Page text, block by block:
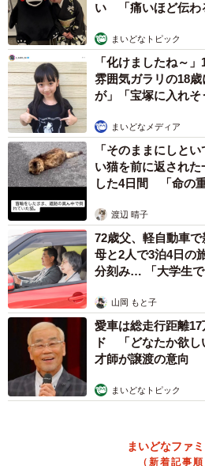
のゆかりをPRする手法を協議する
上げたが、参加した民間事業者か
あるプロモーションができていれ
できた」と反省点が指摘された。
また宇治を発信するコンテンツ
り、供給が追いついていない。あ
観光客に抹茶を宣伝するのは避け
る。
さらに観光の玄関口として京阪
茶と宇治のまち歴史公園」（莵道
に伸びず、機能を生かしきれてい
よるごみのポイ捨ての問題が浮上
今年に入ってからも訪日客の増
く。課題に向き合いつつ、昨年の
後にどうつなげるかが問われてい
い 「痛いほど伝わ
まいどなトピック
「化けましたね～
雰囲気ガラリの18
が」「宝塚に入れそ
まいどなメディア
「そのままにしと
い猫を前に返され
した4日間 「命の
渡辺 晴子
72歳父、軽自動車
母と2人で3泊4日
分刻み… 「大学生で
山岡 もと子
愛車は総走行距離
ド 「どなたか欲
才師が譲渡の意向
まいどなトピック
まいどなファ
（新着記事順